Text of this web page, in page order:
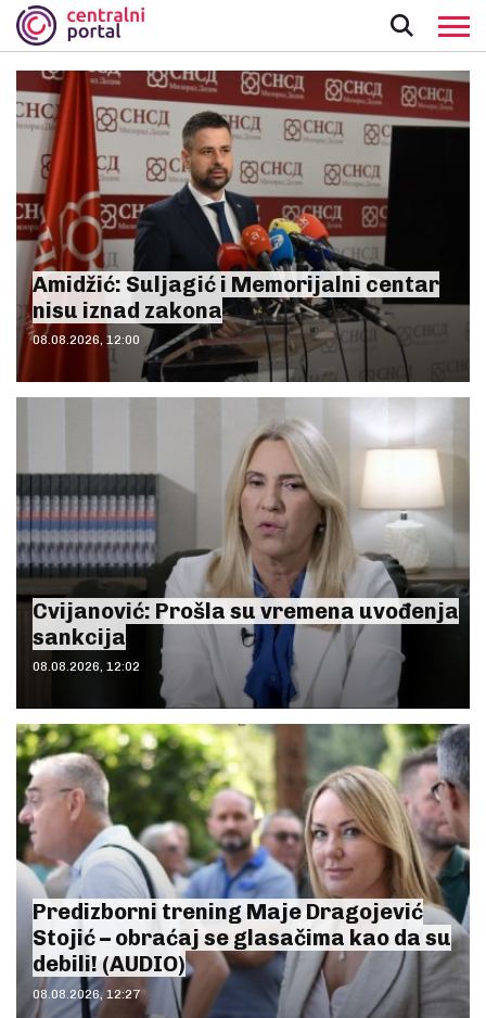
Amidžić: Suljagić i Memorijalni centar
nisu iznad zakona
08.08.2026, 12:00
Cvijanović: Prošla su vremena uvođenja
sankcija
08.08.2026, 12:02
Predizborni trening Maje Dragojević
Stojić – obraćaj se glasačima kao da su
debili! (AUDIO)
08.08.2026, 12:27